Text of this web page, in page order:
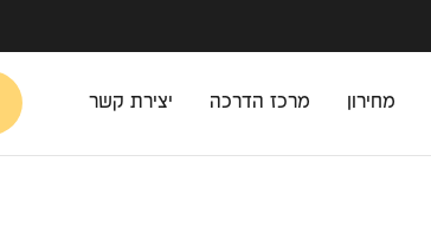
מחירון מרכז הדרכה יצירת קשר